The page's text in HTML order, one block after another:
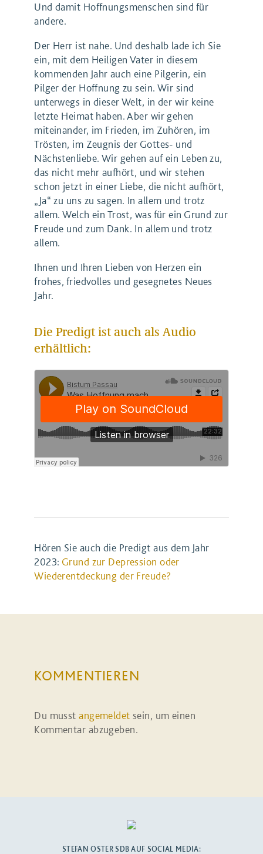
Und damit Hoffnungsmenschen sind für
andere.
Der Herr ist nahe. Und deshalb lade ich Sie
ein, mit dem Heiligen Vater in diesem
kommenden Jahr auch eine Pilgerin, ein
Pilger der Hoffnung zu sein. Wir sind
unterwegs in dieser Welt, in der wir keine
letzte Heimat haben. Aber wir gehen
miteinander, im Frieden, im Zuhören, im
Trösten, im Zeugnis der Gottes- und
Nächstenliebe. Wir gehen auf ein Leben zu,
das nicht mehr aufhört, und wir stehen
schon jetzt in einer Liebe, die nicht aufhört,
„Ja“ zu uns zu sagen. In allem und trotz
allem. Welch ein Trost, was für ein Grund zur
Freude und zum Dank. In allem und trotz
allem.
Ihnen und Ihren Lieben von Herzen ein
frohes, friedvolles und gesegnetes Neues
Jahr.
Die Predigt ist auch als Audio
erhältlich:
Hören Sie auch die Predigt aus dem Jahr
2023: Grund zur Depression oder
Wiederentdeckung der Freude?
KOMMENTIEREN
Du musstangemeldet sein, um einen
Kommentar abzugeben.
STEFAN OSTER SDB AUF SOCIAL MEDIA: